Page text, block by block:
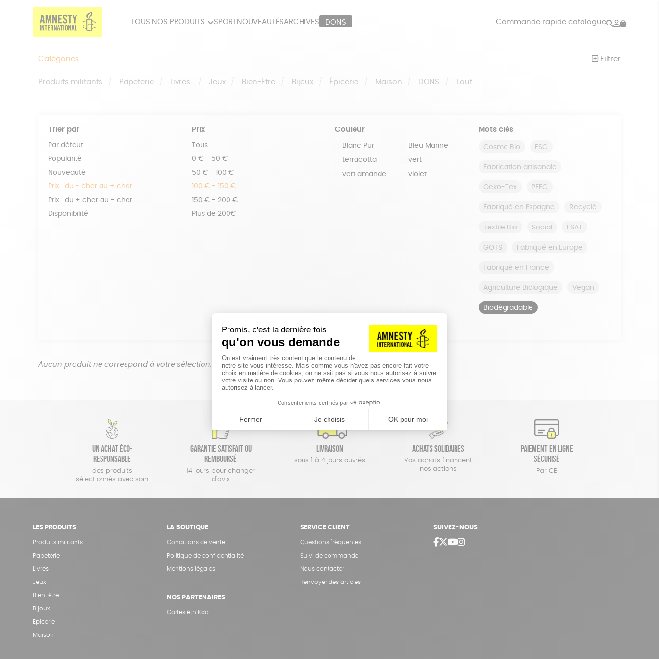
TOUS NOS PRODUITS SPORT NOUVEAUTÉSARCHIVES DONS Commande rapide catalogue Rechercher
Mon
Catégories Filtrer
Produits militants Papeterie Livres Jeux Bien-Être Bijoux Épicerie Maison DONS Tout
Trier par
Par défaut
Popularité
Nouveauté
Prix : du - cher au + cher
Prix : du + cher au - cher
Disponibilité
Prix
Tous
0 € - 50 €
50 € - 100 €
100 € - 150 €
150 € - 200 €
Plus de 200€
Couleur
Blanc Pur Bleu Marine
terracotta vert
vert amande violet
Mots clés
Cosme Bio FSC
Fabrication artisanale
Oeko-Tex PEFC
Fabriqué en Espagne Recyclé
Textile Bio Social ESAT
GOTS Fabriqué en Europe
Fabriqué en France
Agriculture Biologique Vegan
Biodégradable
Aucun produit ne correspond à votre sélection.
Un achat éco-
responsable
des produits
sélectionnés avec soin
Garantie satisfait ou
remboursé
14 jours pour changer
d'avis
Livraison
sous 1 à 4 jours ouvrés
Achats solidaires
Vos achats financent
nos actions
Paiement en ligne
sécurisé
Par CB
LES PRODUITS
Produits militants
Papeterie
Livres
Jeux
Bien-être
Bijoux
Epicerie
Maison
LA BOUTIQUE
Conditions de vente
Politique de confidentialité
Mentions légales
NOS PARTENAIRES
Cartes éthiKdo
SERVICE CLIENT
Questions fréquentes
Suivi de commande
Nous contacter
Renvoyer des articles
SUIVEZ-NOUS